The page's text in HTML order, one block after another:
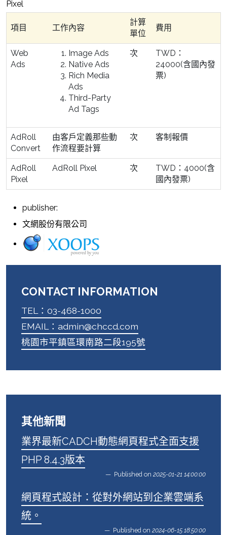
Pixel
項目 工作內容
計算
單位
費用
Web
Ads
Image Ads
Native Ads
Rich Media
Ads
Third-Party
Ad Tags
次
TWD：
24000(含國內發
票)
AdRoll
Convert
由客戶定義那些動
作流程要計算
次 客制報價
AdRoll
Pixel
AdRoll Pixel 次
TWD：4000(含
國內發票)
publisher:
文網股份有限公司
CONTACT INFORMATION
TEL：03-468-1000
EMAIL：admin@chccd.com
桃園市平鎮區環南路二段195號
其他新聞
業界最新CADCH動態網頁程式全面支援
PHP 8.4.3版本
Published on 2025-01-21 14:00:00
網頁程式設計：從對外網站到企業雲端系
統。
Published on 2024-06-15 18:50:00